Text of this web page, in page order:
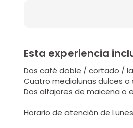
Esta experiencia
Dos café doble / cortado /
Cuatro medialunas dulces o
Dos alfajores de maicena o
Horario de atención de